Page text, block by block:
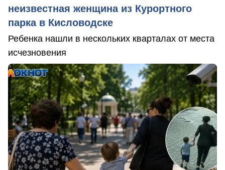
неизвестная женщина из Курортного
парка в Кисловодске
Ребенка нашли в нескольких кварталах от места
исчезновения